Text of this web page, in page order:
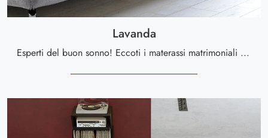
Lavanda
Esperti del buon sonno! Eccoti i materassi matrimoniali hybrid di Altaflex: clicca e scopri di più sul modello Lavanda.